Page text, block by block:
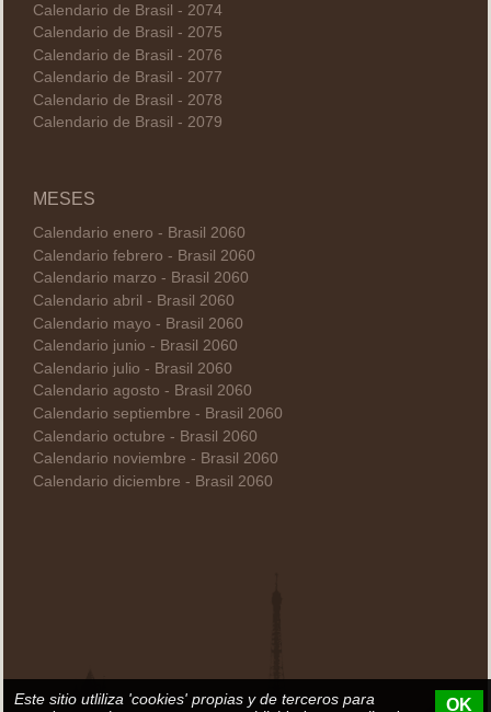
Calendario de Brasil - 2074
Calendario de Brasil - 2075
Calendario de Brasil - 2076
Calendario de Brasil - 2077
Calendario de Brasil - 2078
Calendario de Brasil - 2079
MESES
Calendario enero - Brasil 2060
Calendario febrero - Brasil 2060
Calendario marzo - Brasil 2060
Calendario abril - Brasil 2060
Calendario mayo - Brasil 2060
Calendario junio - Brasil 2060
Calendario julio - Brasil 2060
Calendario agosto - Brasil 2060
Calendario septiembre - Brasil 2060
Calendario octubre - Brasil 2060
Calendario noviembre - Brasil 2060
Calendario diciembre - Brasil 2060
Este sitio utliliza 'cookies' propias y de terceros para
OK